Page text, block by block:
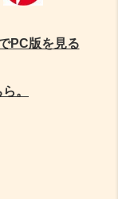
PC版を見る
。